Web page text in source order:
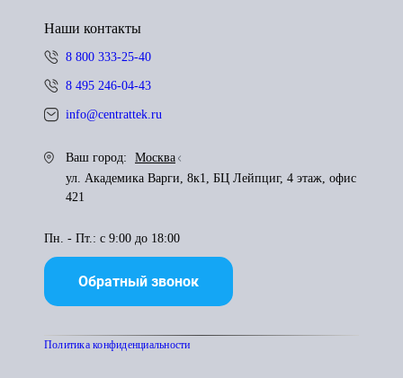
Наши контакты
8 800 333-25-40
8 495 246-04-43
info@centrattek.ru
Ваш город:
Москва
ул. Академика Варги, 8к1, БЦ Лейпциг, 4 этаж, офис
421
Пн. - Пт.: с 9:00 до 18:00
Обратный звонок
Политика конфиденциальности